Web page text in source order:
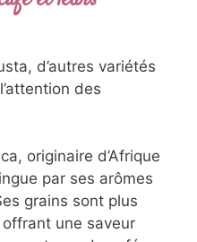
d’autres variétés
des
originaire d’Afrique
par ses arômes
grains sont plus
une saveur